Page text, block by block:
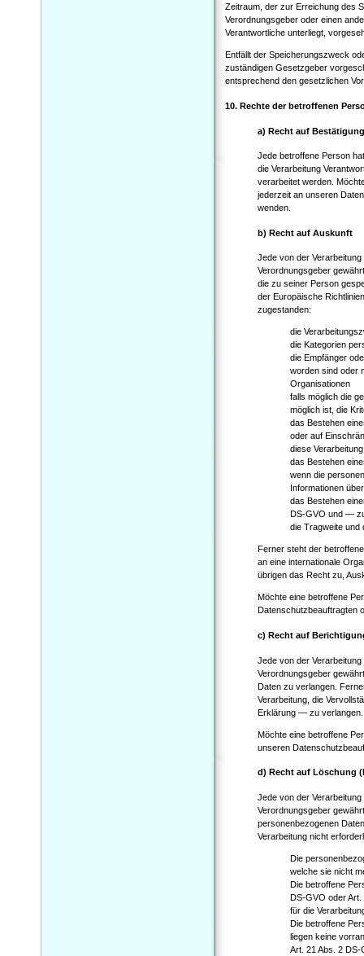
Zeitraum, der zur Erreichung des
Verordnungsgeber oder einen
Verantwortliche unterliegt,
Entfällt der Speicherungszweck
zuständigen Gesetzgeber
entsprechend den gesetzlichen
10. Rechte der betroffenen
a) Recht auf Bestätigung
Jede betroffene Person
die Verarbeitung
verarbeitet werden.
jederzeit an unseren
wenden.
b) Recht auf Auskunft
Jede von der
Verordnungsgeber
die zu seiner Person
der Europäische
zugestanden:
die
die Kategorien
die Empfänger
worden sind oder
Organisationen
falls möglich die
möglich ist, die
das Bestehen
oder auf
diese Verarbeitung
das Bestehen
wenn die
Informationen
das Bestehen
DS-GVO und —
die Tragweite und
Ferner steht der
an eine internationale
übrigen das Recht zu,
Möchte eine betroffene
Datenschutzbeauftragten
c) Recht auf
Jede von der
Verordnungsgeber
Daten zu verlangen.
Verarbeitung, die
Erklärung — zu verlangen.
Möchte eine betroffene
unseren
d) Recht auf Löschung
Jede von der
Verordnungsgeber
personenbezogenen
Verarbeitung nicht
Die
welche sie nicht
Die betroffene
DS-GVO oder
für die
Die betroffene
liegen keine
Art. 21 Abs. 2 DS-